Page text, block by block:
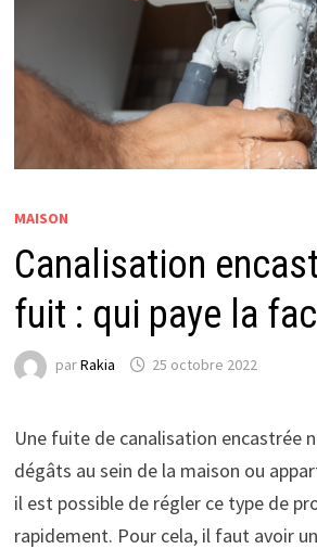
MAISON
Canalisation
fuit : qui paye la
parRakia 25 octobre 2022
Une fuite de canalisation encastrée
dégâts au sein de la maison ou
il est possible de régler ce type de
rapidement. Pour cela, il faut avoir